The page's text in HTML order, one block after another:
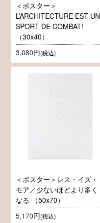
＜ポスター＞
L’ARCHITECTURE EST UN
SPORT DE COMBAT!
（30x40）
3,080円(税込)
＜ポスター＞レス・イズ・
モア／少ないほどより多く
なる （50x70）
5,170円(税込)